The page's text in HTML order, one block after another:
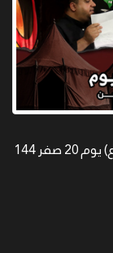
مجلس العزاء في يوم أربعينية الإمام الحسين (ع) يوم 20 صفر 144